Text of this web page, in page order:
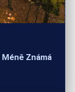
Známá